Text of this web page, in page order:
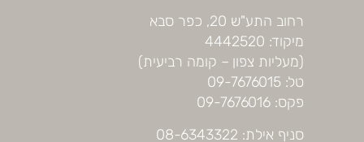
רחוב התע"ש 20, כפר סבא
מיקוד: 4442520
(מעליות צפון – קומה רביעית)
טל: 09-7676015
פקס: 09-7676016
סניף אילת: 08-6343322